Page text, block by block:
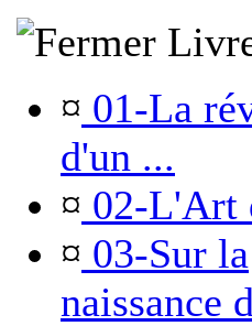
¤ 01-La
d'un ...
¤ 02-L'Art
¤ 03-Sur la
naissance